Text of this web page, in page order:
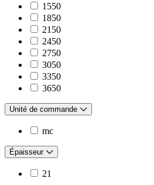
1550
1850
2150
2450
2750
3050
3350
3650
Unité de commande
mc
Épaisseur
21